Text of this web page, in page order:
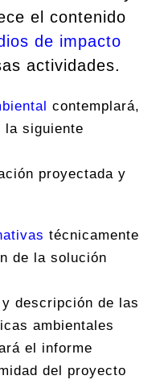
el contenido
de impacto
actividades.
contemplará,
la siguiente
proyectada y
técnicamente
de la solución
y descripción de las
ambientales
el informe
del proyecto